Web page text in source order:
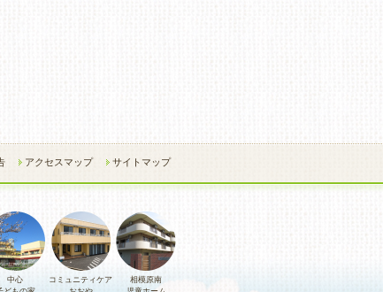
アクセスマップ サイトマップ
中心
コミュニティケア
相模原南